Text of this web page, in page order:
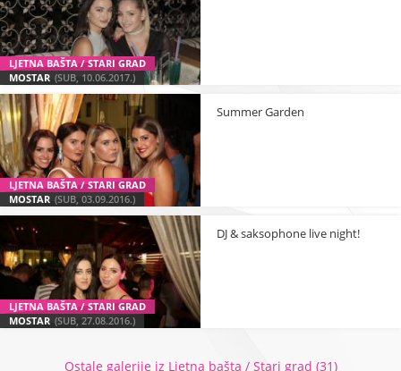
LJETNA BAŠTA / STARI GRAD
MOSTAR (SUB, 10.06.2017.)
LJETNA BAŠTA / STARI GRAD
MOSTAR (SUB, 03.09.2016.)
Summer Garden
LJETNA BAŠTA / STARI GRAD
MOSTAR (SUB, 27.08.2016.)
DJ & saksophone live night!
Ostale galerije iz Ljetna bašta / Stari grad (31)